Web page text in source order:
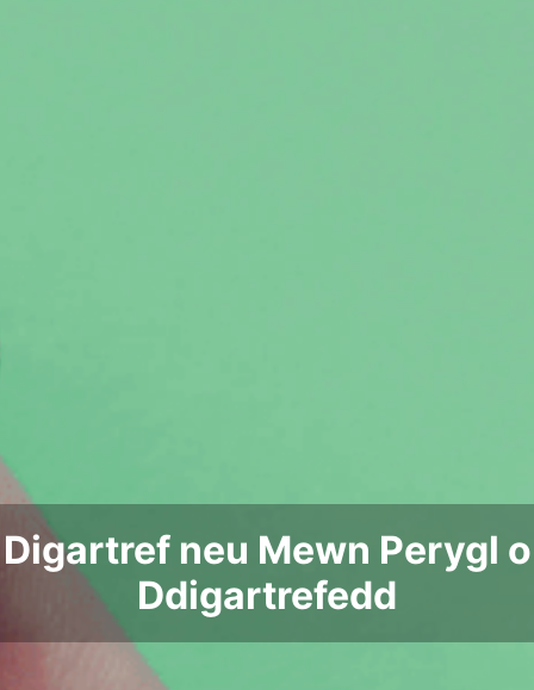
Digartref neu Mewn Perygl o
Ddigartrefedd